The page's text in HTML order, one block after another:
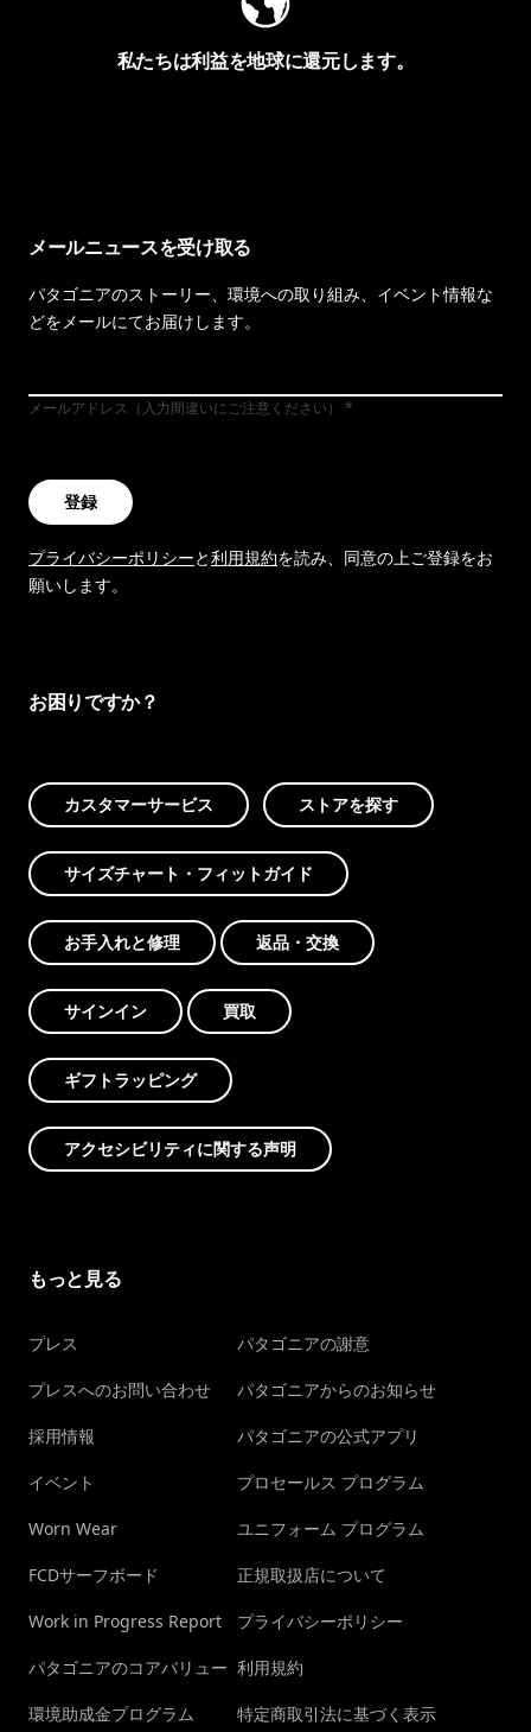
私たちは利益を地球に還元します。
メールニュースを受け取る
パタゴニアのストーリー、環境への取り組み、イベント情報な
どをメールにてお届けします。
メールアドレス（入力間違いにご注意ください）
登録
プライバシーポリシーと利用規約を読み、同意の上ご登録をお
願いします。
お困りですか？
カスタマーサービス ストアを探す
サイズチャート・フィットガイド
お手入れと修理 返品・交換
サインイン 買取
ギフトラッピング
アクセシビリティに関する声明
もっと見る
プレス
プレスへのお問い合わせ
採用情報
イベント
Worn Wear
FCDサーフボード
Work in Progress Report
パタゴニアのコアバリュー
環境助成金プログラム
パタゴニアの謝意
パタゴニアからのお知らせ
パタゴニアの公式アプリ
プロセールス プログラム
ユニフォーム プログラム
正規取扱店について
プライバシーポリシー
利用規約
特定商取引法に基づく表示